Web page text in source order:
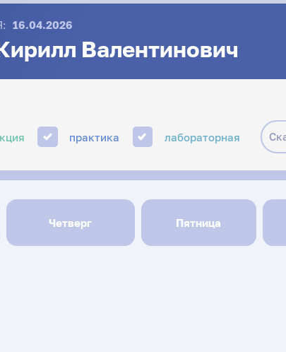
16.04.2026
Валентинович
практика лабораторная
Четверг Пятница